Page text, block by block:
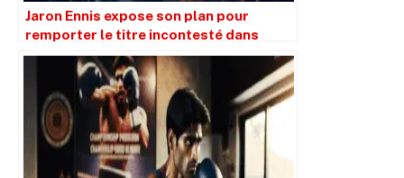
Jaron Ennis expose son plan pour
remporter le titre incontesté dans
quatre divisions